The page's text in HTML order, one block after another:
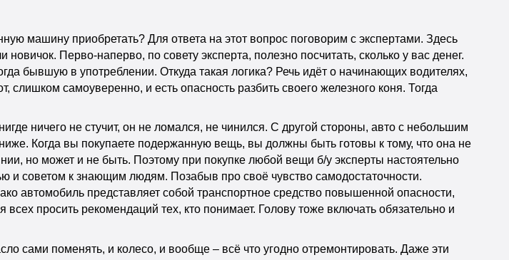
машину приобретать? Для ответа на этот вопрос поговорим с экспертами. Здесь
Перво-наперво, по совету эксперта, полезно посчитать, сколько у вас денег.
бывшую в употреблении. Откуда такая логика? Речь идёт о начинающих водителях,
самоуверенно, и есть опасность разбить своего железного коня. Тогда
ничего не стучит, он не ломался, не чинился. С другой стороны, авто с небольшим
Когда вы покупаете подержанную вещь, вы должны быть готовы к тому, что она не
но может и не быть. Поэтому при покупке любой вещи б/у эксперты настоятельно
и советом к знающим людям. Позабыв про своё чувство самодостаточности.
автомобиль представляет собой транспортное средство повышенной опасности,
просить рекомендаций тех, кто понимает. Голову тоже включать обязательно и
сами поменять, и колесо, и вообще – всё что угодно отремонтировать. Даже эти